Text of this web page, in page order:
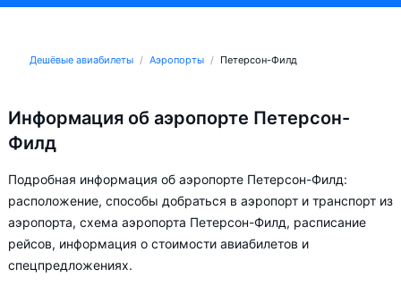
Дешёвые авиабилеты Аэропорты Петерсон-Филд
Информация об аэропорте Петерсон-
Филд
Подробная информация об аэропорте Петерсон-Филд:
расположение, способы добраться в аэропорт и транспорт из
аэропорта, схема аэропорта Петерсон-Филд, расписание
рейсов, информация о стоимости авиабилетов и
спецпредложениях.